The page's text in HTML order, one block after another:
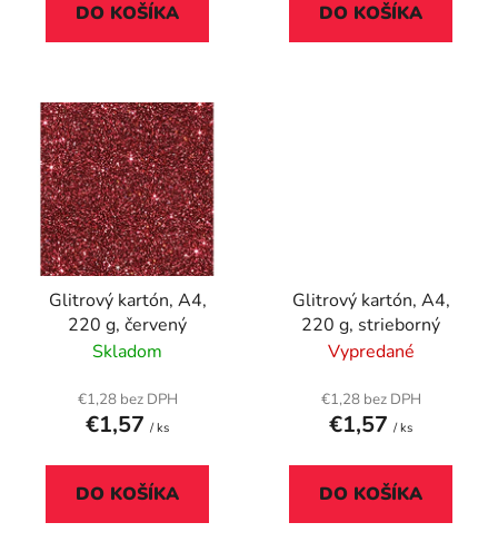
DO KOŠÍKA DO KOŠÍKA
Glitrový kartón, A4,
220 g, červený
Skladom
€1,28 bez DPH
€1,57 / ks
DO KOŠÍKA
Glitrový kartón, A4,
220 g, strieborný
Vypredané
€1,28 bez DPH
€1,57 / ks
DO KOŠÍKA